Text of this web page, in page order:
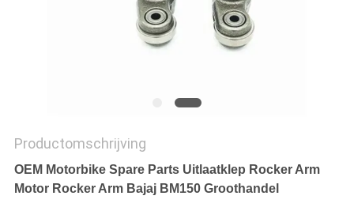
Productomschrijving
OEM Motorbike Spare Parts Uitlaatklep Rocker Arm
Motor Rocker Arm Bajaj BM150 Groothandel